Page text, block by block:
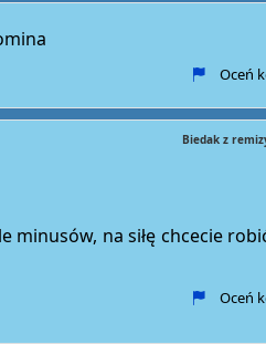
Oceń
Biedak z
minusów, na siłę chcecie
Oceń